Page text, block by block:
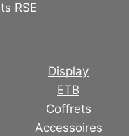
RSE
Display
ETB
Coffrets
Accessoires